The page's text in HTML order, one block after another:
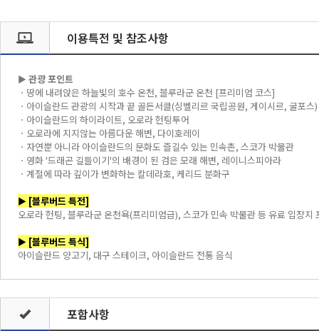
이용특전 및 참조사항
► 관광 포인트
ㆍ땅에 내려앉은 하늘빛의 호수 온천, 블루라군 온천 [프리미엄 코스]
ㆍ아이슬란드 관광의 시작과 끝 골든서클(싱벨리르 국립공원, 게이시르, 굴포스)
ㆍ아이슬란드의 하이라이트, 오로라 헌팅투어
ㆍ오로라에 지지않는 아름다운 해변, 다이호레이
ㆍ자연뿐 아니라 아이슬란드의 문화도 즐길수 있는 민속촌, 스코가 박물관
ㆍ영화 '드래곤 길들이기'의 배경이 된 검은 모래 해변, 레이니스피아라
ㆍ계절에 따라 깊이가 변화하는 칼데라호, 케리드 분화구
► [블루버드 특전]
오로라 헌팅, 블루라군 온천욕(프리미엄급), 스코가 민속 박물관 등 유료 입장지
► [블루버드 특식]
아이슬란드 양고기, 대구 스테이크, 아이슬란드 전통 음식
포함사항